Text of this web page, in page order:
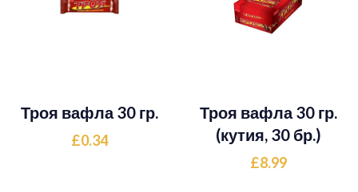
Троя вафла 30 гр.
£0.34
Троя вафла 30 гр.
(кутия, 30 бр.)
£8.99